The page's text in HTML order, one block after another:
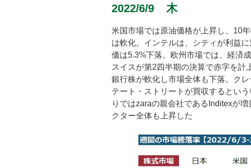
2022/6/9 木
米国市場では原油価格が上昇し、10
は軟化。インテルは、シティが利益
価は5.3%下落。欧州市場では、経済
スイスが第2四半期の決算で赤字を計
銀行株が軟化し市場全体も下落。ク
テート・ストリートが買収するとい
りではzaraの親会社であるInditexが
クター全体も上昇した